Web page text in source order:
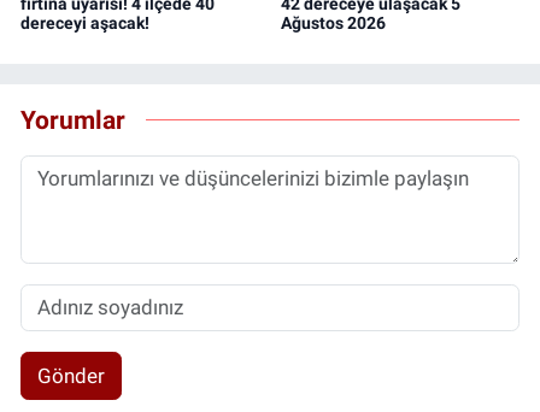
fırtına uyarısı! 4 ilçede 40
dereceyi aşacak!
42 dereceye ulaşacak 5
Ağustos 2026
Yorumlar
Gönder